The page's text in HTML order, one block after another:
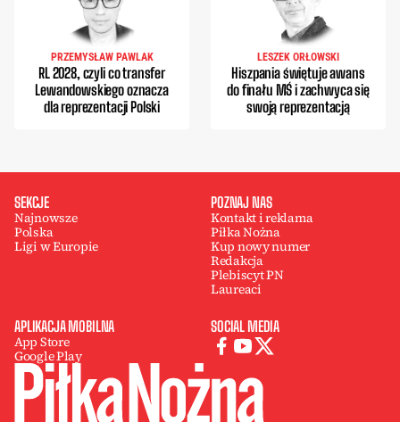
PRZEMYSŁAW PAWLAK
RL 2028, czyli co transfer
Lewandowskiego oznacza
dla reprezentacji Polski
LESZEK ORŁOWSKI
Hiszpania świętuje awans
do finału MŚ i zachwyca się
swoją reprezentacją
SEKCJE
Najnowsze
Polska
Ligi w Europie
POZNAJ NAS
Kontakt i reklama
Piłka Nożna
Kup nowy numer
Redakcja
Plebiscyt PN
Laureaci
APLIKACJA MOBILNA
App Store
Google Play
SOCIAL MEDIA